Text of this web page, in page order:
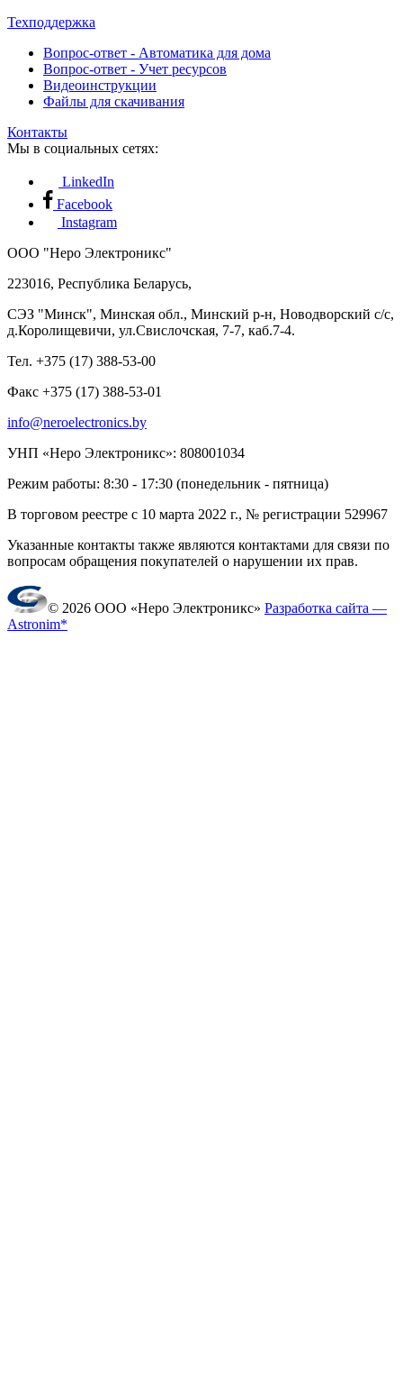
Техподдержка
Вопрос-ответ - Автоматика для дома
Вопрос-ответ - Учет ресурсов
Видеоинструкции
Файлы для скачивания
Контакты
Мы в социальных сетях:
LinkedIn
Facebook
Instagram
ООО "Неро Электроникс"
223016, Республика Беларусь,
СЭЗ "Минск", Минская обл., Минский р-н, Новодворский с/с,
д.Королищевичи, ул.Свислочская, 7-7, каб.7-4.
Тел. +375 (17) 388-53-00
Факс +375 (17) 388-53-01
info@neroelectronics.by
УНП «Неро Электроникс»: 808001034
Режим работы: 8:30 - 17:30 (понедельник - пятница)
В торговом реестре с 10 марта 2022 г., № регистрации 529967
Указанные контакты также являются контактами для связи по
вопросам обращения покупателей о нарушении их прав.
© 2026 ООО «Неро Электроникс» Разработка сайта —
Astronim*